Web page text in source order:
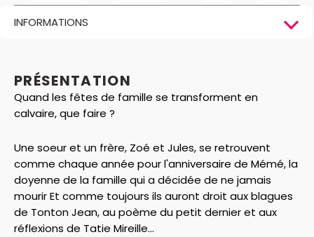
INFORMATIONS
PRÉSENTATION
Quand les fêtes de famille se transforment en
calvaire, que faire ?
Une soeur et un frère, Zoé et Jules, se retrouvent
comme chaque année pour l'anniversaire de Mémé, la
doyenne de la famille qui a décidée de ne jamais
mourir Et comme toujours ils auront droit aux blagues
de Tonton Jean, au poème du petit dernier et aux
réflexions de Tatie Mireille...